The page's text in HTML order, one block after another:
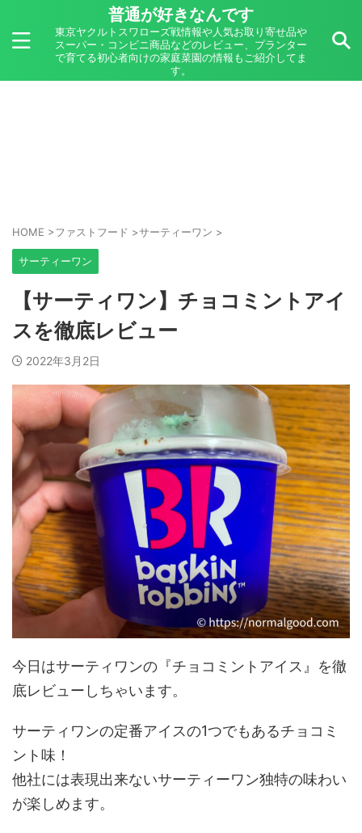
普通が好きなんです
東京ヤクルトスワローズ戦情報や人気お取り寄せ品や
スーパー・コンビニ商品などのレビュー、プランター
で育てる初心者向けの家庭菜園の情報もご紹介してま
す。
HOME >ファストフード >サーティーワン >
サーティーワン
【サーティワン】チョコミントアイ
スを徹底レビュー
2022年3月2日
今日はサーティワンの『チョコミントアイス』を徹
底レビューしちゃいます。
サーティワンの定番アイスの1つでもあるチョコミ
ント味！
他社には表現出来ないサーティーワン独特の味わい
が楽しめます。